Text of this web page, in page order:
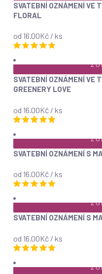
SVATEBNÍ OZNÁMENÍ VE
FLORAL
od 16.00Kč / ks
SVATEBNÍ OZNÁMENÍ VE
GREENERY LOVE
od 16.00Kč / ks
SVATEBNÍ OZNÁMENÍ S
od 16.00Kč / ks
SVATEBNÍ OZNÁMENÍ S
od 16.00Kč / ks